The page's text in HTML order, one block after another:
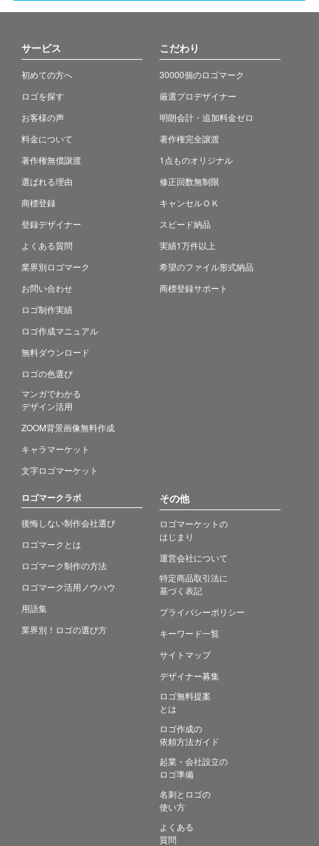
サービス
初めての方へ
ロゴを探す
お客様の声
料金について
著作権無償譲渡
選ばれる理由
商標登録
登録デザイナー
よくある質問
業界別ロゴマーク
お問い合わせ
ロゴ制作実績
ロゴ作成マニュアル
無料ダウンロード
ロゴの色選び
マンガでわかる
デザイン活用
ZOOM背景画像無料作成
キャラマーケット
文字ロゴマーケット
こだわり
30000個のロゴマーク
厳選プロデザイナー
明朗会計・追加料金ゼロ
著作権完全譲渡
1点ものオリジナル
修正回数無制限
キャンセルＯＫ
スピード納品
実績1万件以上
希望のファイル形式納品
商標登録サポート
ロゴマークラボ
後悔しない制作会社選び
ロゴマークとは
ロゴマーク制作の方法
ロゴマーク活用ノウハウ
用語集
業界別！ロゴの選び方
その他
ロゴマーケットの
はじまり
運営会社について
特定商品取引法に
基づく表記
プライバシーポリシー
キーワード一覧
サイトマップ
デザイナー募集
ロゴ無料提案
とは
ロゴ作成の
依頼方法ガイド
起業・会社設立の
ロゴ準備
名刺とロゴの
使い方
よくある
質問